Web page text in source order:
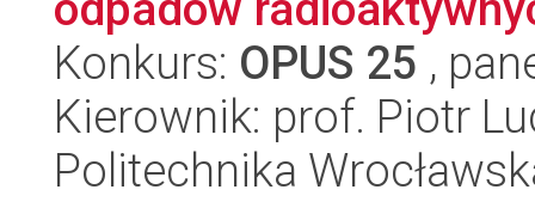
Konkurs: OPUS 25 ,
Kierownik: prof. Piotr
Politechnika